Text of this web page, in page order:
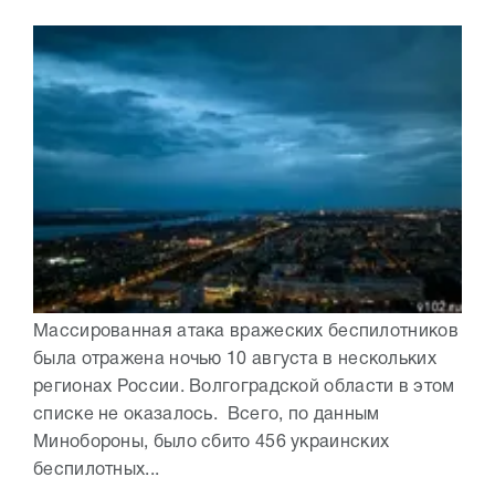
Массированная атака вражеских беспилотников
была отражена ночью 10 августа в нескольких
регионах России. Волгоградской области в этом
списке не оказалось. Всего, по данным
Минобороны, было сбито 456 украинских
беспилотных...